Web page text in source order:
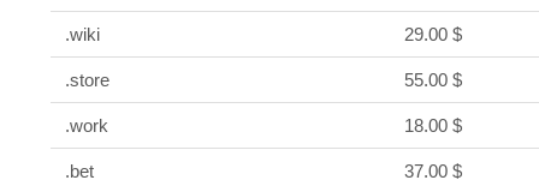
.wiki 29.00 $
.store 55.00 $
.work 18.00 $
.bet 37.00 $